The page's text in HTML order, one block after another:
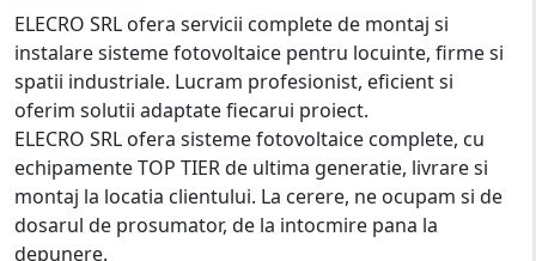
ELECRO SRL ofera servicii complete de montaj si
instalare sisteme fotovoltaice pentru locuinte, firme si
spatii industriale. Lucram profesionist, eficient si
oferim solutii adaptate fiecarui proiect.
ELECRO SRL ofera sisteme fotovoltaice complete, cu
echipamente TOP TIER de ultima generatie, livrare si
montaj la locatia clientului. La cerere, ne ocupam si de
dosarul de prosumator, de la intocmire pana la
depunere.